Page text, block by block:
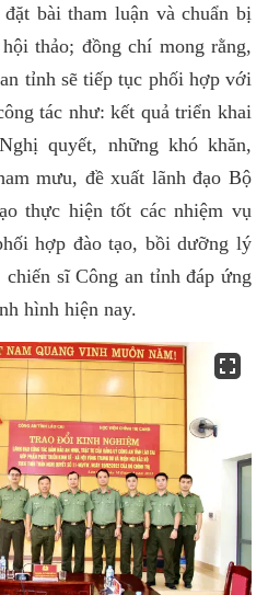
bài tham luận và chuẩn bị
thảo; đồng chí mong rằng,
tỉnh sẽ tiếp tục phối hợp với
tác như: kết quả triển khai
quyết, những khó khăn,
mưu, đề xuất lãnh đạo Bộ
thực hiện tốt các nhiệm vụ
hợp đào tạo, bồi dưỡng lý
sĩ Công an tỉnh đáp ứng
hình hiện nay.